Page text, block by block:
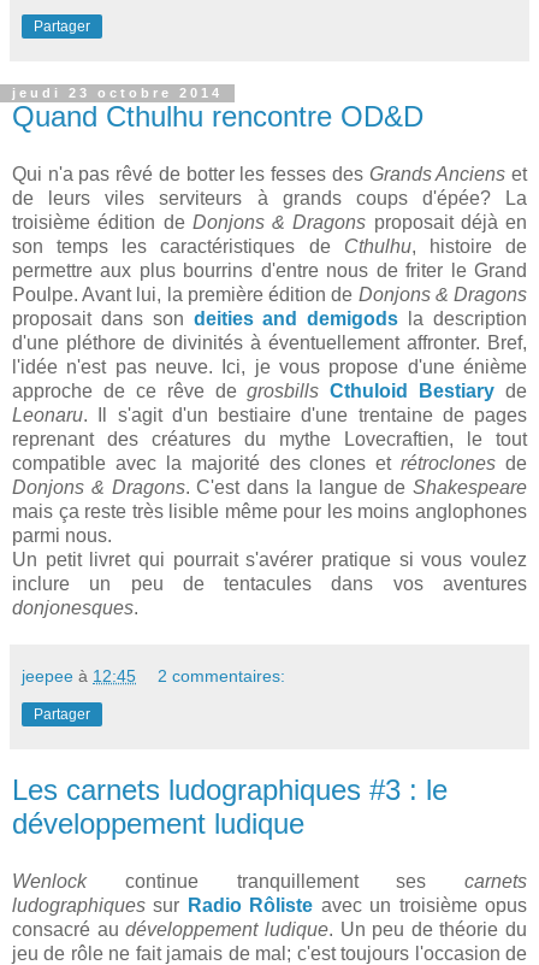
Partager
jeudi 23 octobre 2014
Quand Cthulhu rencontre OD&D
Qui n'a pas rêvé de botter les fesses des Grands Anciens et
de leurs viles serviteurs à grands coups d'épée? La
troisième édition de Donjons & Dragons proposait déjà en
son temps les caractéristiques de Cthulhu, histoire de
permettre aux plus bourrins d'entre nous de friter le Grand
Poulpe. Avant lui, la première édition de Donjons & Dragons
proposait dans son deities and demigods la description
d'une pléthore de divinités à éventuellement affronter. Bref,
l'idée n'est pas neuve. Ici, je vous propose d'une énième
approche de ce rêve degrosbillsCthuloid Bestiary de
Leonaru. Il s'agit d'un bestiaire d'une trentaine de pages
reprenant des créatures du mythe Lovecraftien, le tout
compatible avec la majorité des clones etrétroclones de
Donjons & Dragons. C'est dans la langue de Shakespeare
mais ça reste très lisible même pour les moins anglophones
parmi nous.
Un petit livret qui pourrait s'avérer pratique si vous voulez
inclure un peu de tentacules dans vos aventures
donjonesques.
jeepee à 12:45 2 commentaires:
Partager
Les carnets ludographiques #3 : le
développement ludique
Wenlock continue tranquillement ses carnets
ludographiques sur Radio Rôliste avec un troisième opus
consacré audéveloppement ludique. Un peu de théorie du
jeu de rôle ne fait jamais de mal; c'est toujours l'occasion de